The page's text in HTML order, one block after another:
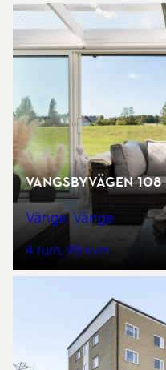
Vangsbyvägen 108
Vänge, Vänge
4 rum 98 kvm